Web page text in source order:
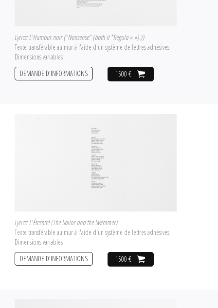
Lyrics: L'Humour noir ("Nonsense" (both it *Regula « »).))
Texte transférable au mur à l'aide d'un système de lettres adhésives
Dimensions variables
1500 €
DEMANDE D'INFORMATIONS
Lyrics: L'Éternité (The Sailor and the Swimmer)
Texte transférable au mur à l'aide d'un système de lettres adhésives
Dimensions variables
1500 €
DEMANDE D'INFORMATIONS